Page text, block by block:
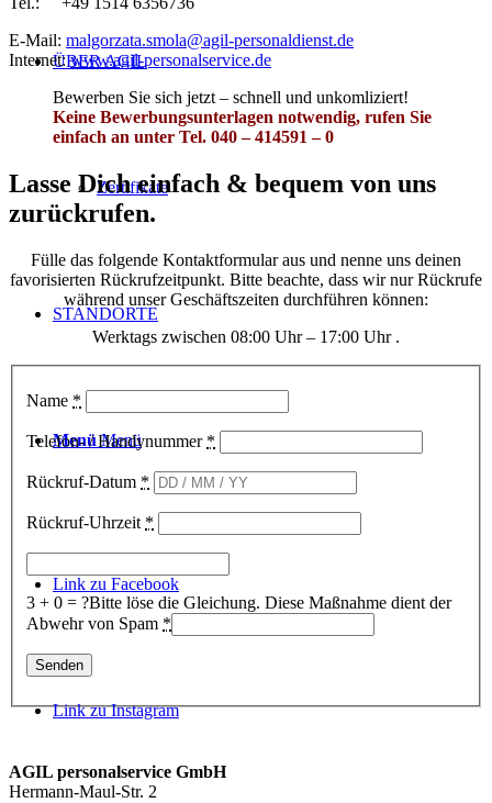
ÜBER AGIL
Zertifikate
STANDORTE
Menü Menü
Link zu Facebook
Link zu Instagram
E-Mail: malgorzata.smola@agil-personaldienst.de
Internet:www.agil-personalservice.de
Bewerben Sie sich jetzt – schnell und unkomliziert!
Keine Bewerbungsunterlagen notwendig, rufen Sie
einfach an unter Tel. 040 – 414591 – 0
Lasse Dich einfach & bequem von uns
zurückrufen.
Fülle das folgende Kontaktformular aus und nenne uns deinen
favorisierten Rückrufzeitpunkt. Bitte beachte, dass wir nur Rückrufe
während unser Geschäftszeiten durchführen können:
Werktags zwischen 08:00 Uhr – 17:00 Uhr .
Name *
Telefon- / Handynummer *
Rückruf-Datum *
Rückruf-Uhrzeit *
3 + 0 = ?Bitte löse die Gleichung. Diese Maßnahme dient der
Abwehr von Spam *
AGIL personalservice GmbH
Hermann-Maul-Str. 2